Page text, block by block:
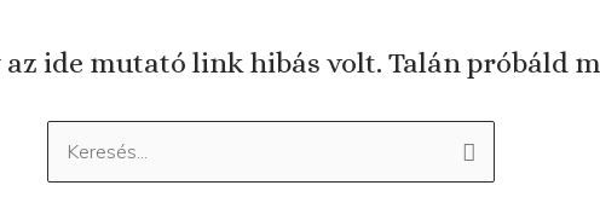
ide mutató link hibás volt. Talán próbáld
Keresés: